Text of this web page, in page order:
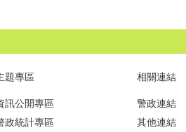
題專區
訊公開專區
政統計專區
相關連結
警政連結
其他連結